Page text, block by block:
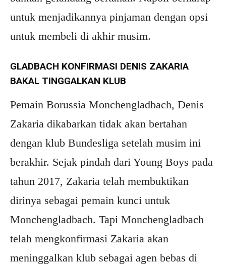
untuk menjadikannya pinjaman dengan opsi
untuk membeli di akhir musim.
GLADBACH KONFIRMASI DENIS ZAKARIA
BAKAL TINGGALKAN KLUB
Pemain Borussia Monchengladbach, Denis
Zakaria dikabarkan tidak akan bertahan
dengan klub Bundesliga setelah musim ini
berakhir. Sejak pindah dari Young Boys pada
tahun 2017, Zakaria telah membuktikan
dirinya sebagai pemain kunci untuk
Monchengladbach. Tapi Monchengladbach
telah mengkonfirmasi Zakaria akan
meninggalkan klub sebagai agen bebas di